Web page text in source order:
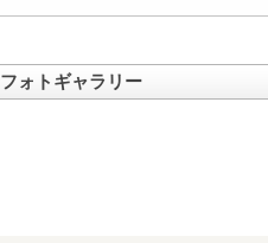
ォトギャラリー